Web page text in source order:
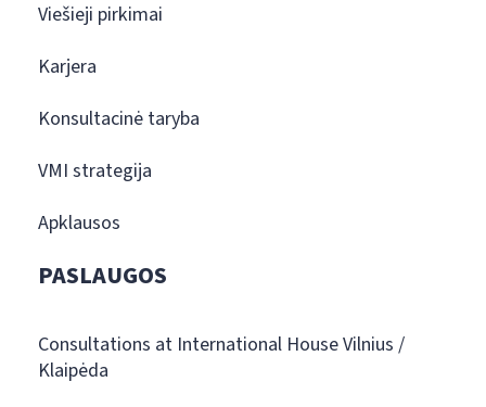
Viešieji pirkimai
Karjera
Konsultacinė taryba
VMI strategija
Apklausos
PASLAUGOS
Consultations at International House Vilnius /
Klaipėda